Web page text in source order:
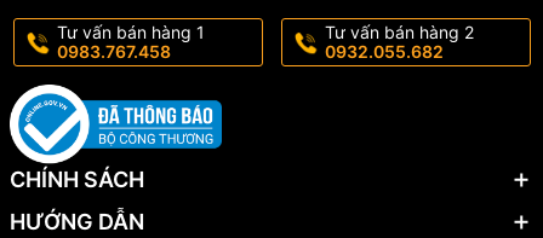
Tư vấn bán hàng 1
0983.767.458
Tư vấn bán hàng 2
0932.055.682
CHÍNH SÁCH
HƯỚNG DẪN